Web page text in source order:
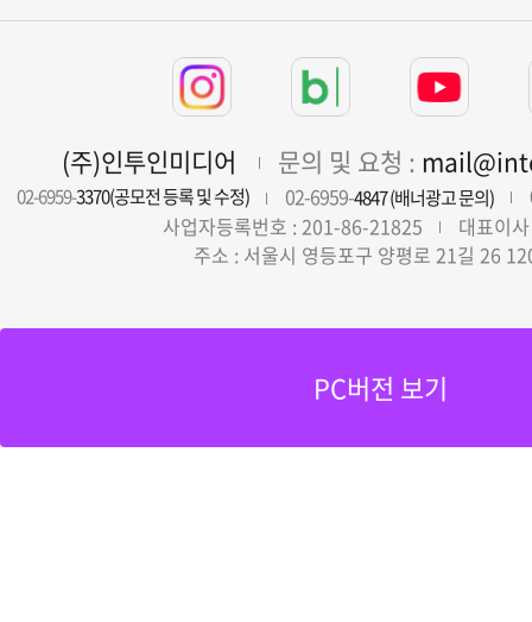
(주)인투인미디어 문의 및 요청 :
02-6959-3370(공모전 등록 및 수정) 02-6959-4847 (배너광고 문의)
사업자등록번호 : 201-86-21825
대표이
주소 : 서울시 영등포구 양평로 21길 26
PC버전 보기